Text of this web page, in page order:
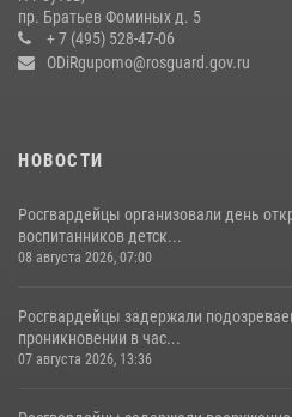
препятствий со стрельбой
14 июля 2026, 15:13
пр. Братьев Фоминых д. 5
+ 7 (495) 528-47-06
ODiRgupomo@rosguard.gov.ru
НОВОСТИ
Росгвардейцы организовали день
воспитанников детск...
08 августа 2026, 07:00
Росгвардейцы задержали
проникновении в час...
07 августа 2026, 13:36